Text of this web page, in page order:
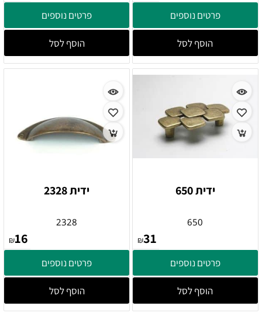
פרטים נוספים
הוסף לסל
פרטים נוספים
הוסף לסל
ידית 650
650
₪31
פרטים נוספים
הוסף לסל
ידית 2328
2328
₪16
פרטים נוספים
הוסף לסל